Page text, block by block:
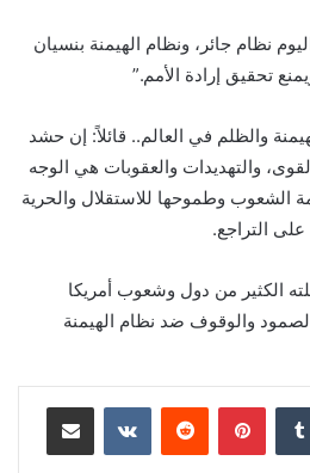
نظام جائر، ونظام الهيمنة بنسيان
تحقيق إرادة الأمم.”
والظلم في العالم.. قائلاً: إن حشد
والتهديدات والعقوبات هي الوجه
الشعوب وطموحها للاستقلال والحرية
على التراجع.
الكثير من دول وشعوب أمريكا
والوقوف ضد نظام الهيمنة
بينتيريست